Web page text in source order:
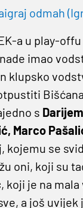
odmah
a u play-
imao
klupsko
s
Marco
kojemu se
oni, koji su
, koji je na
a još uvijek